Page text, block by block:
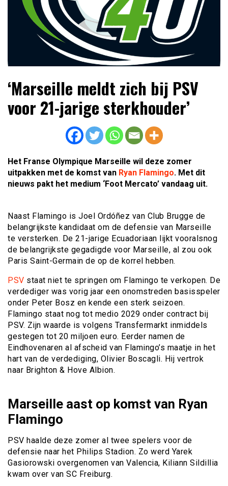
Voetbal4U.com Voetbalnieuws |
Transfers, Eredivisie &
Internationaal voetbal |
transferupdates, analyses en achtergronden over clubs,
spelers en competities uit binnen- en buitenland.
‘Marseille meldt zich bij PSV
voor 21-jarige sterkhouder’
Het Franse Olympique Marseille wil deze zomer
uitpakken met de komst van Ryan Flamingo. Met dit
nieuws pakt het medium ‘Foot Mercato’ vandaag uit.
Naast Flamingo is Joel Ordóñez van Club Brugge de
belangrijkste kandidaat om de defensie van Marseille
te versterken. De 21-jarige Ecuadoriaan lijkt vooralsnog
de belangrijkste gegadigde voor Marseille, al zou ook
Paris Saint-Germain de op de korrel hebben.
PSV staat niet te springen om Flamingo te verkopen. De
verdediger was vorig jaar een onomstreden basisspeler
onder Peter Bosz en kende een sterk seizoen.
Flamingo staat nog tot medio 2029 onder contract bij
PSV. Zijn waarde is volgens Transfermarkt inmiddels
gestegen tot 20 miljoen euro. Eerder namen de
Eindhovenaren al afscheid van Flamingo’s maatje in het
hart van de verdediging, Olivier Boscagli. Hij vertrok
naar Brighton & Hove Albion.
Marseille aast op komst van Ryan
Flamingo
PSV haalde deze zomer al twee spelers voor de
defensie naar het Philips Stadion. Zo werd Yarek
Gasiorowski overgenomen van Valencia, Kiliann Sildillia
kwam over van SC Freiburg.